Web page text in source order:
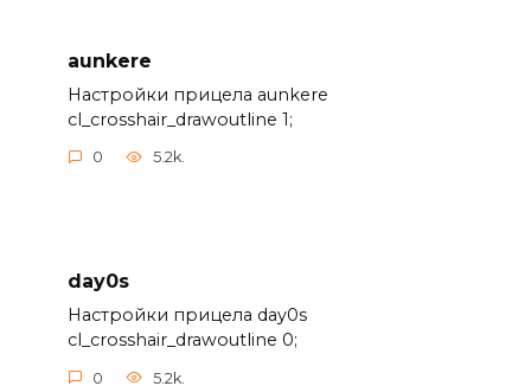
aunkere
Настройки прицела aunkere
cl_crosshair_drawoutline 1;
0 5.2k.
day0s
Настройки прицела day0s
cl_crosshair_drawoutline 0;
0 5.2k.